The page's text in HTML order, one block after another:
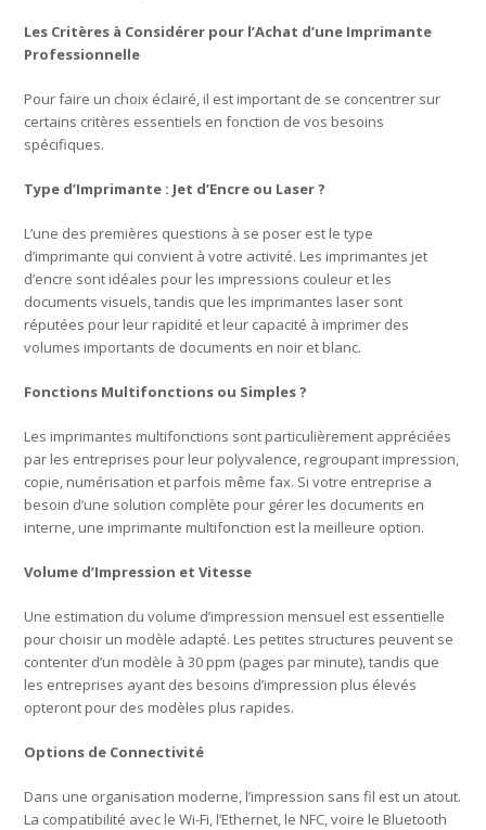
Les Critères à Considérer pour l’Achat d’une Imprimante
Professionnelle
Pour faire un choix éclairé, il est important de se concentrer sur
certains critères essentiels en fonction de vos besoins
spécifiques.
Type d’Imprimante : Jet d’Encre ou Laser ?
L’une des premières questions à se poser est le type
d’imprimante qui convient à votre activité. Les imprimantes jet
d’encre sont idéales pour les impressions couleur et les
documents visuels, tandis que les imprimantes laser sont
réputées pour leur rapidité et leur capacité à imprimer des
volumes importants de documents en noir et blanc.
Fonctions Multifonctions ou Simples ?
Les imprimantes multifonctions sont particulièrement appréciées
par les entreprises pour leur polyvalence, regroupant impression,
copie, numérisation et parfois même fax. Si votre entreprise a
besoin d’une solution complète pour gérer les documents en
interne, une imprimante multifonction est la meilleure option.
Volume d’Impression et Vitesse
Une estimation du volume d’impression mensuel est essentielle
pour choisir un modèle adapté. Les petites structures peuvent se
contenter d’un modèle à 30 ppm (pages par minute), tandis que
les entreprises ayant des besoins d’impression plus élevés
opteront pour des modèles plus rapides.
Options de Connectivité
Dans une organisation moderne, l’impression sans fil est un atout.
La compatibilité avec le Wi-Fi, l’Ethernet, le NFC, voire le Bluetooth